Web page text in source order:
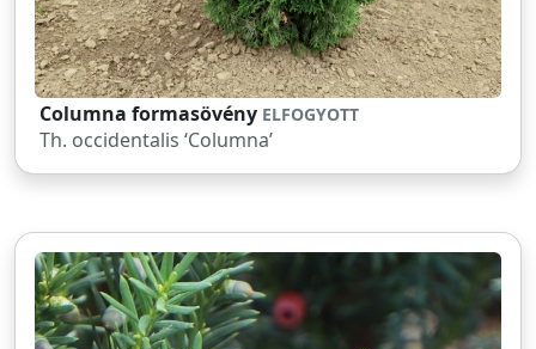
Columna formasövény ELFOGYOTT
Th. occidentalis ‘Columna’